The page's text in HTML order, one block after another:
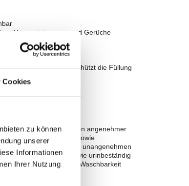
Cookies
zu können
unserer
Informationen
Ihrer Nutzung
Verunreinigungen und Gerüche
Effekt)
Polyester) schützt die Füllung
°C waschbaren Bezug in angenehmer
und Keimen, sowie
entfernen, sodass keine unangenehmen
sowie urinbeständig
Durch die hohe Waschbarkeit